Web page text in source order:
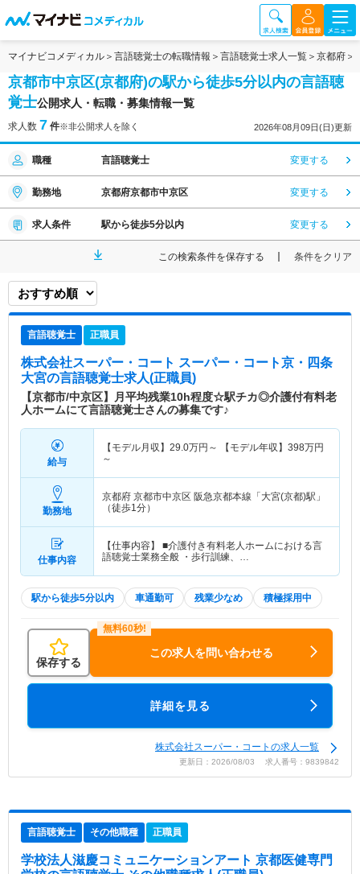
マイナビコメディカル 言語聴覚士の転職情報 言語聴覚士求人一覧 京都府
京都市中京区(京都府)の駅から徒歩5分以内の言語聴
覚士公開求人・転職・募集情報一覧
求人数 7 件※非公開求人を除く 2026年08月09日(日)更新
職種 言語聴覚士 変更する
勤務地 京都府京都市中京区 変更する
求人条件 駅から徒歩5分以内 変更する
この検索条件を保存する 条件をクリア
言語聴覚士 正職員
株式会社スーパー・コート スーパー・コート京・四条
大宮の言語聴覚士求人(正職員)
【京都市/中京区】月平均残業10h程度☆駅チカ◎介護付有料老
人ホームにて言語聴覚士さんの募集です♪
給与
【モデル月収】 29.0万円～ 【モデル年収】 398万円
～
勤務地
京都府 京都市中京区 阪急京都本線「大宮(京都)駅」
（徒歩1分）
仕事内容
【仕事内容】 ■介護付き有料老人ホームにおける言
語聴覚士業務全般 ・歩行訓練、…
駅から徒歩5分以内 車通勤可 残業少なめ 積極採用中
保存する
この求人を問い合わせる
詳細を見る
株式会社スーパー・コートの求人一覧
更新日：2026/08/03 求人番号：9839842
言語聴覚士 その他職種 正職員
学校法人滋慶コミュニケーションアート 京都医健専門